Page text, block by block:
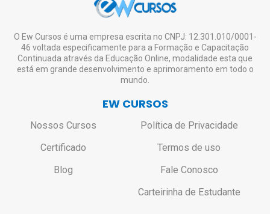
O Ew Cursos é uma empresa escrita no CNPJ: 12.301.010/0001-
46 voltada especificamente para a Formação e Capacitação
Continuada através da Educação Online, modalidade esta que
está em grande desenvolvimento e aprimoramento em todo o
mundo.
EW CURSOS
Nossos Cursos
Certificado
Blog
Política de Privacidade
Termos de uso
Fale Conosco
Carteirinha de Estudante